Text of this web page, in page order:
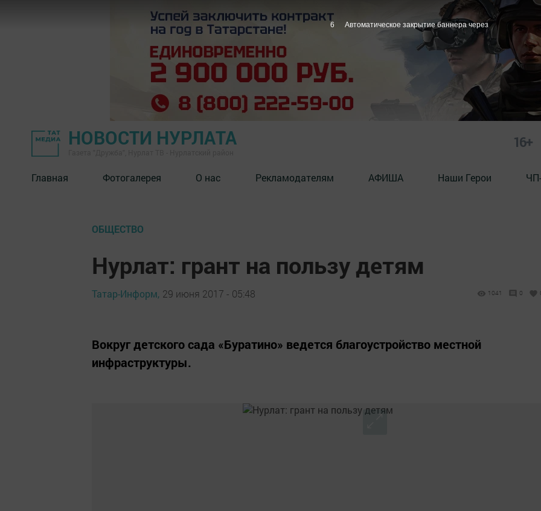
НОВОСТИ НУРЛАТА 16+
Главная Фотогалерея О нас Рекламодателям АФИША Наши Герои
ОБЩЕСТВО
Нурлат: грант на пользу детям
Татар-Информ, 29 июня 2017 - 05:48 1041 0
Вокруг детского сада «Буратино» ведется благоустройство местной
инфраструктуры.
5 Автоматическое закрытие баннера через